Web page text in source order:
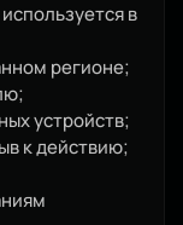
в
регионе;
устройств;
к действию;